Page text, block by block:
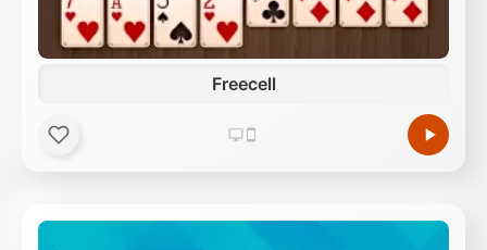
Freecell